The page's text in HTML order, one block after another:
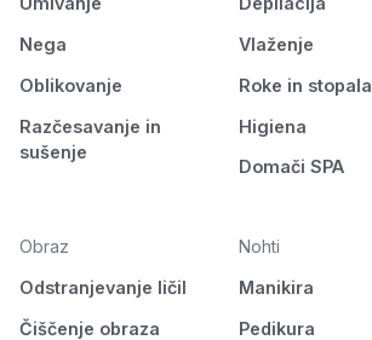
Nega
Oblikovanje
Razčesavanje in
sušenje
Vlaženje
Roke in stopala
Higiena
Domači SPA
Obraz
Odstranjevanje ličil
Čiščenje obraza
Nohti
Manikira
Pedikura